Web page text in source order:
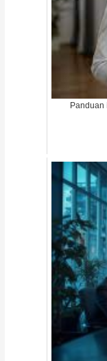
Panduan